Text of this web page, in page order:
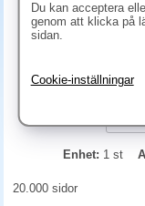
Enhet: 1 st
20.000 sidor
Du kan acceptera
genom att klicka på
sidan.
Cookie-inställningar